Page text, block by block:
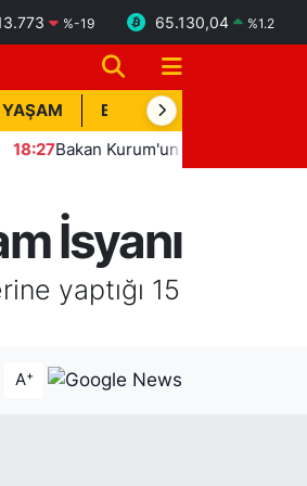
%-19 65.130,04 %1.2
YAŞAM BİK İLAN
Kurum'un katılımıyla Hatay'da 8
İsyanı
yaptığı 15
A+